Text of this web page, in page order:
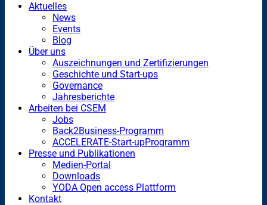
Aktuelles
News
Events
Blog
Über uns
Auszeichnungen und Zertifizierungen
Geschichte und Start-ups
Governance
Jahresberichte
Arbeiten bei CSEM
Jobs
Back2Business-Programm
ACCELERATE-Start-upProgramm
Presse und Publikationen
Medien-Portal
Downloads
YODA Open access Plattform
Kontakt